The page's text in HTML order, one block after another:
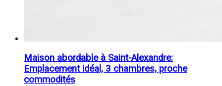
Maison abordable à Saint-Alexandre:
Emplacement idéal, 3 chambres, proche
commodités